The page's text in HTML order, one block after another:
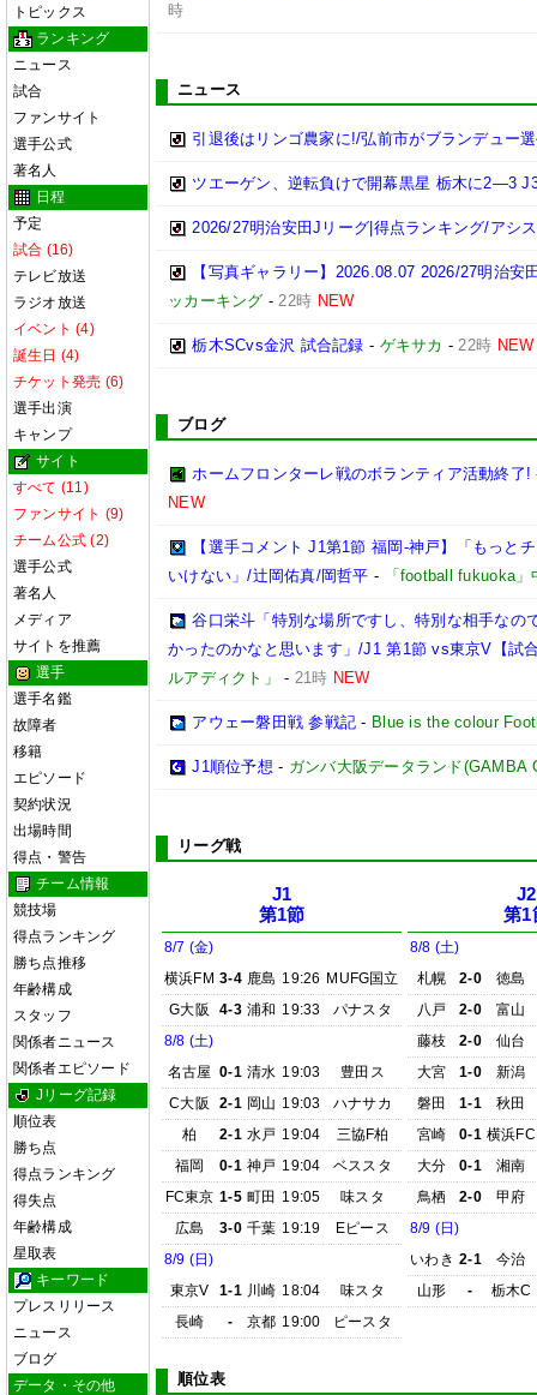
トピックス
ランキング
ニュース
試合
ファンサイト
選手公式
著名人
日程
予定
試合 (16)
テレビ放送
ラジオ放送
イベント (4)
誕生日 (4)
チケット発売 (6)
選手出演
キャンプ
サイト
すべて (11)
ファンサイト (9)
チーム公式 (2)
選手公式
著名人
メディア
サイトを推薦
選手
選手名鑑
故障者
移籍
エピソード
契約状況
出場時間
得点・警告
チーム情報
競技場
得点ランキング
勝ち点推移
年齢構成
スタッフ
関係者ニュース
関係者エピソード
Jリーグ記録
順位表
勝ち点
得点ランキング
得失点
年齢構成
星取表
キーワード
プレスリリース
ニュース
ブログ
データ・その他
時
ニュース
引退後はリンゴ農家に!/弘前市がブランデュー
ツエーゲン、逆転負けで開幕黒星 栃木に2―3
2026/27明治安田Jリーグ|得点ランキング/アシ
【写真ギャラリー】2026.08.07 2026/27明治
ッカーキング -22時 NEW
栃木SCvs金沢 試合記録 - ゲキサカ -22時 NEW
ブログ
ホームフロンターレ戦のボランティア活動終了!
NEW
【選手コメント J1第1節 福岡-神戸】「もっと
いけない」/辻岡佑真/岡哲平 - 「football fukuoka」
谷口栄斗「特別な場所ですし、特別な相手なの
かったのかなと思います」/J1 第1節 vs東京V【試
ルアディクト」
- 21時 NEW
アウェー磐田戦 参戦記 - Blue is the colour
J1順位予想 - ガンバ大阪データランド(GAMBA
リーグ戦
J1
第1節
8/7 (金)
横浜FM 3-4 鹿島 19:26 MUFG国立
G大阪
4-3 浦和 19:33
パナスタ
8/8 (土)
名古屋 0-1 清水 19:03
豊田ス
C大阪
2-1 岡山 19:03
ハナサカ
柏
2-1 水戸 19:04
三協F柏
福岡
0-1 神戸 19:04
ベススタ
FC東京 1-5 町田 19:05
味スタ
広島
3-0 千葉 19:19
Eピース
8/9 (日)
東京V
1-1 川崎 18:04
味スタ
長崎
- 京都 19:00 ピースタ
J2
第1
8/8 (土)
札幌
2-0
徳島
八戸
2-0
富山
藤枝
2-0
仙台
大宮
1-0
新潟
磐田
1-1
秋田
宮崎
0-1 横浜FC
大分
0-1
湘南
鳥栖
2-0
甲府
8/9 (日)
いわき 2-1
今治
山形
- 栃木C
順位表